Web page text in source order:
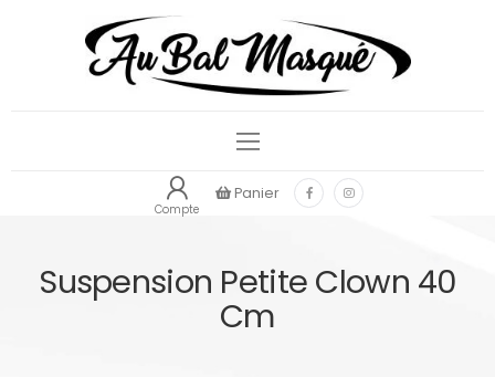
Compte
Panier
Suspension Petite Clown 40
Cm